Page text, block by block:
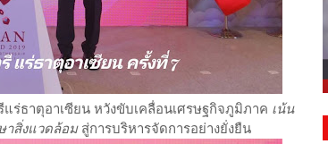
ร่ธาตุอาเซียน หวังขับเคลื่อนเศรษฐกิจภูมิภาค เน้น
าสิ่งแวดล้อมสู่การบริหารจัดการอย่างยั่งยืน